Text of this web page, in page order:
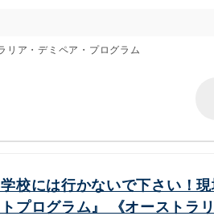
リア・デミペア・プログラム
校には行かないで下さい！
プログラム』 《オーストラ